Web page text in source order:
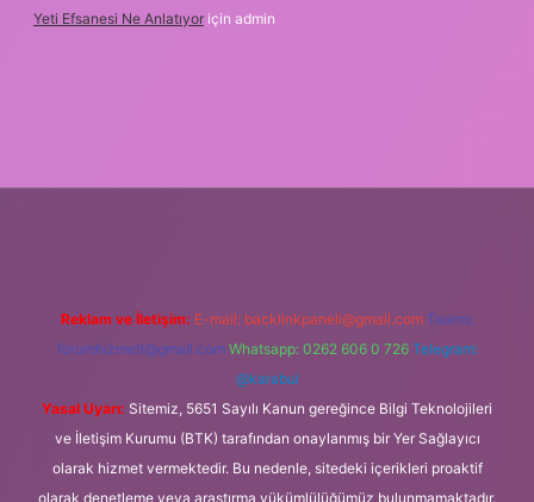
Yeti Efsanesi Ne Anlatıyor için admin
Reklam ve İletişim: E-mail: backlinkpaneli@gmail.com Teams:
forumhizmeti@gmail.com Whatsapp: 0262 606 0 726 Telegram:
@karabul
Yasal Uyarı: Sitemiz, 5651 Sayılı Kanun gereğince Bilgi Teknolojileri
ve İletişim Kurumu (BTK) tarafından onaylanmış bir Yer Sağlayıcı
olarak hizmet vermektedir. Bu nedenle, sitedeki içerikleri proaktif
olarak denetleme veya araştırma yükümlülüğümüz bulunmamaktadır.